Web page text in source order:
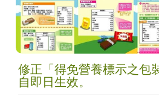
修正「得免營養標示之包
自即日生效。